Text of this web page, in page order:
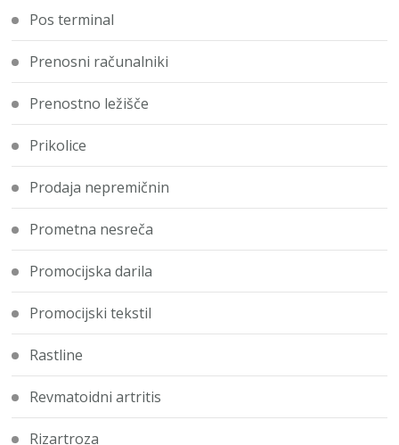
Pos terminal
Prenosni računalniki
Prenostno ležišče
Prikolice
Prodaja nepremičnin
Prometna nesreča
Promocijska darila
Promocijski tekstil
Rastline
Revmatoidni artritis
Rizartroza